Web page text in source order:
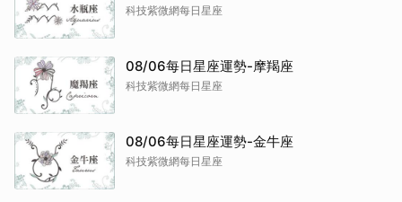
科技紫微網每日星座
08/06每日星座運勢-摩羯座
科技紫微網每日星座
08/06每日星座運勢-金牛座
科技紫微網每日星座